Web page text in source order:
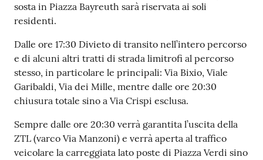
sosta in Piazza Bayreuth sarà riservata ai soli
residenti.
Dalle ore 17:30 Divieto di transito nell’intero percorso
e di alcuni altri tratti di strada limitrofi al percorso
stesso, in particolare le principali: Via Bixio, Viale
Garibaldi, Via dei Mille, mentre dalle ore 20:30
chiusura totale sino a Via Crispi esclusa.
Sempre dalle ore 20:30 verrà garantita l’uscita della
ZTL (varco Via Manzoni) e verrà aperta al traffico
veicolare la carreggiata lato poste di Piazza Verdi sino